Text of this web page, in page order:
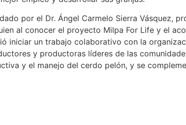
por el Dr. Ángel Carmelo Sierra Vásquez,
al conocer el proyecto Milpa For Life y el
iniciar un trabajo colaborativo con la
y productoras líderes de las
y el manejo del cerdo pelón, y se